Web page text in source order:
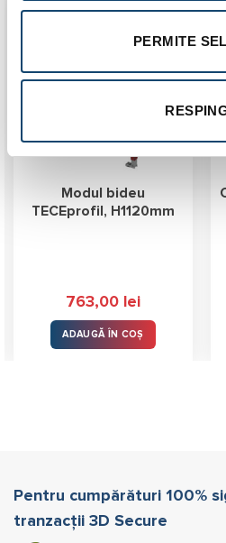
PERMITE
Modul bideu
TECEprofil, H1120mm
763,00 lei
ADAUGĂ ÎN COȘ
Pentru cumpărături 100%
tranzacții 3D Secure